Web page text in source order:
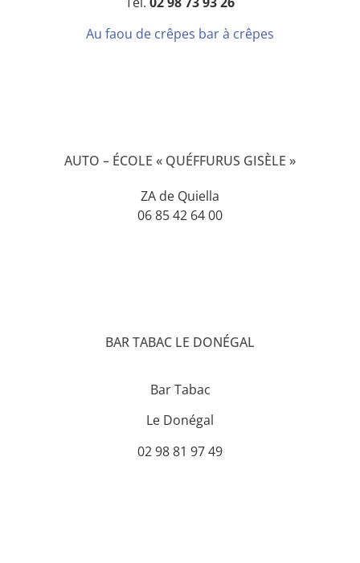
Au faou de crêpes bar à crêpes
AUTO – ÉCOLE « QUÉFFURUS GISÈLE »
ZA de Quiella
06 85 42 64 00
BAR TABAC LE DONÉGAL
Bar Tabac
Le Donégal
02 98 81 97 49